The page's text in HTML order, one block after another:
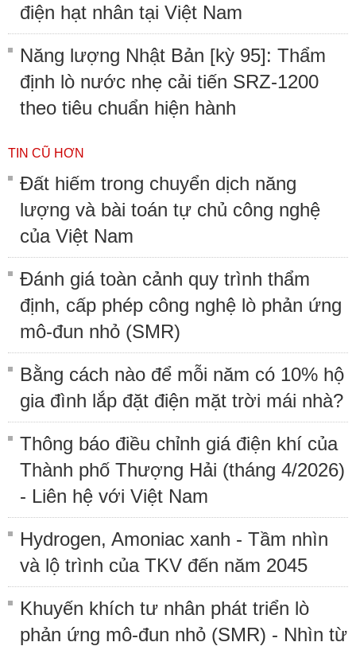
điện hạt nhân tại Việt Nam
Năng lượng Nhật Bản [kỳ 95]: Thẩm
định lò nước nhẹ cải tiến SRZ-1200
theo tiêu chuẩn hiện hành
TIN CŨ HƠN
Đất hiếm trong chuyển dịch năng
lượng và bài toán tự chủ công nghệ
của Việt Nam
Đánh giá toàn cảnh quy trình thẩm
định, cấp phép công nghệ lò phản ứng
mô-đun nhỏ (SMR)
Bằng cách nào để mỗi năm có 10% hộ
gia đình lắp đặt điện mặt trời mái nhà?
Thông báo điều chỉnh giá điện khí của
Thành phố Thượng Hải (tháng 4/2026)
- Liên hệ với Việt Nam
Hydrogen, Amoniac xanh - Tầm nhìn
và lộ trình của TKV đến năm 2045
Khuyến khích tư nhân phát triển lò
phản ứng mô-đun nhỏ (SMR) - Nhìn từ